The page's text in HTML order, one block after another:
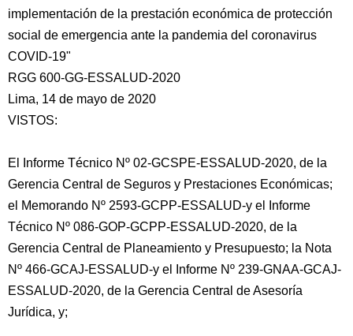
implementación de la prestación económica de protección
social de emergencia ante la pandemia del coronavirus
COVID-19"
RGG 600-GG-ESSALUD-2020
Lima, 14 de mayo de 2020
VISTOS:
El Informe Técnico Nº 02-GCSPE-ESSALUD-2020, de la
Gerencia Central de Seguros y Prestaciones Económicas;
el Memorando Nº 2593-GCPP-ESSALUD-y el Informe
Técnico Nº 086-GOP-GCPP-ESSALUD-2020, de la
Gerencia Central de Planeamiento y Presupuesto; la Nota
Nº 466-GCAJ-ESSALUD-y el Informe Nº 239-GNAA-GCAJ-
ESSALUD-2020, de la Gerencia Central de Asesoría
Jurídica, y;